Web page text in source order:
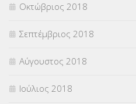
Οκτώβριος 2018
Σεπτέμβριος 2018
Αύγουστος 2018
Ιούλιος 2018